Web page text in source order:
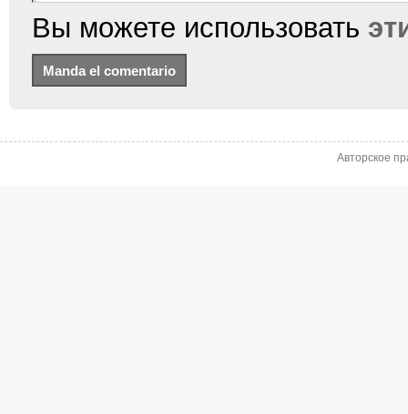
Вы можете использовать
Авторское